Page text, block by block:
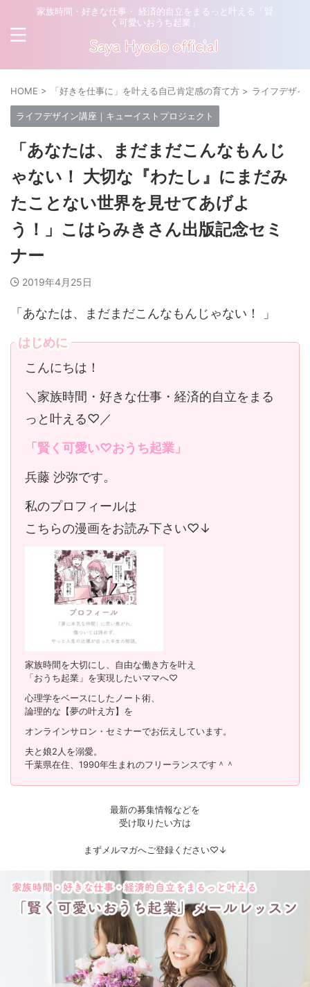
家族時間・好きな仕事・ 経済的自立をまるっと叶える「賢
く可愛いおうち起業」
HOME > 「好きを仕事に」を叶える自己肯定感の育て方 > ライフデザイ
ライフデザイン講座｜キューイストプロジェクト
「あなたは、まだまだこんなもんじ
ゃない！ 大切な『わたし』にまだみ
たことない世界を見せてあげよ
う！」こはらみきさん出版記念セミ
ナー
2019年4月25日
「あなたは、まだまだこんなもんじゃない！ 」
はじめに
こんにちは！
＼家族時間・好きな仕事・経済的自立をまる
っと叶える♡／
「賢く可愛い♡おうち起業」
兵藤 沙弥です。
私のプロフィールは
こちらの漫画をお読み下さい♡↓
家族時間を大切にし、自由な働き方を叶え
「おうち起業」を実現したいママへ♡
心理学をベースにしたノート術、
論理的な【夢の叶え方】を
オンラインサロン・セミナーでお伝えしています。
夫と娘2人を溺愛。
千葉県在住、1990年生まれのフリーランスです＾＾
最新の募集情報などを
受け取りたい方は
まずメルマガへご登録ください♡↓